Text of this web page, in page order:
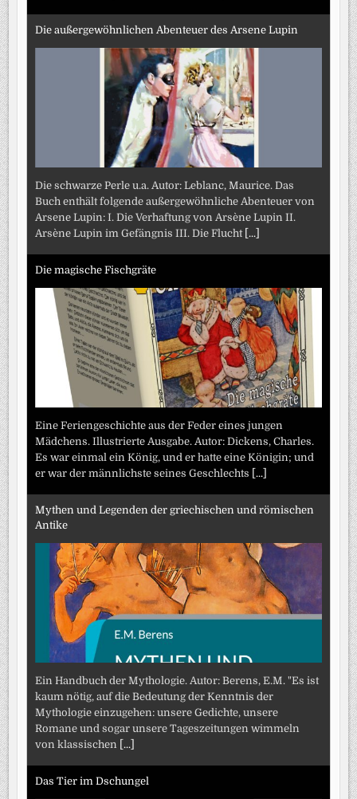
Die außergewöhnlichen Abenteuer des Arsene Lupin
Die schwarze Perle u.a. Autor: Leblanc, Maurice. Das
Buch enthält folgende außergewöhnliche Abenteuer von
Arsene Lupin: I. Die Verhaftung von Arsène Lupin II.
Arsène Lupin im Gefängnis III. Die Flucht [...]
Die magische Fischgräte
Eine Feriengeschichte aus der Feder eines jungen
Mädchens. Illustrierte Ausgabe. Autor: Dickens, Charles.
Es war einmal ein König, und er hatte eine Königin; und
er war der männlichste seines Geschlechts [...]
Mythen und Legenden der griechischen und römischen
Antike
Ein Handbuch der Mythologie. Autor: Berens, E.M. "Es ist
kaum nötig, auf die Bedeutung der Kenntnis der
Mythologie einzugehen: unsere Gedichte, unsere
Romane und sogar unsere Tageszeitungen wimmeln
von klassischen [...]
Das Tier im Dschungel